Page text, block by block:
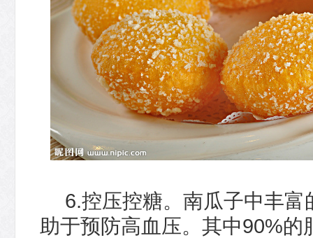
6.控压控糖。南瓜子中丰
助于预防高血压。其中90%的